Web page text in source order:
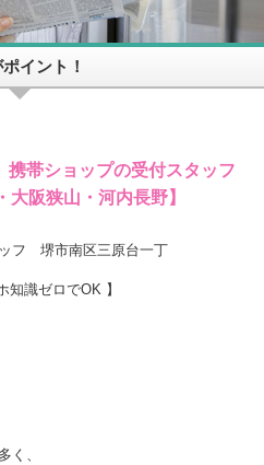
イント！
携帯ショップの受付スタッフ
阪狭山・河内長野】
フ 堺市南区三原台一丁
知識ゼロでOK 】
く、